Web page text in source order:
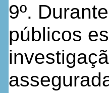
9º.
públicos